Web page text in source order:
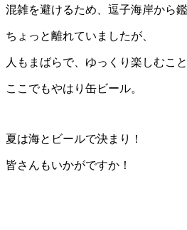
混雑を避けるため、逗子海岸から鑑
ちょっと離れていましたが、
人もまばらで、ゆっくり楽しむこ
ここでもやはり缶ビール。
夏は海とビールで決まり！
皆さんもいかがですか！